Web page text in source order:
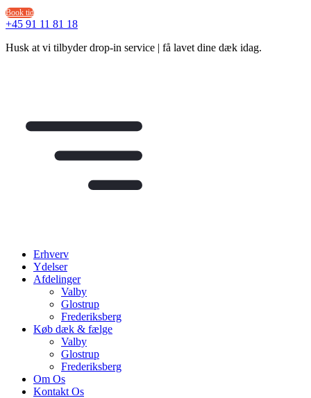
Videre
til
Book tid
+45 91 11 81 18
Husk at vi tilbyder drop-in service | få lavet dine dæk idag.
Erhverv
Ydelser
Afdelinger
Valby
Glostrup
Frederiksberg
Køb dæk & fælge
Valby
Glostrup
Frederiksberg
Om Os
Kontakt Os